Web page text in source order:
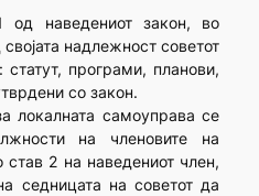
наведениот закон, во
надлежност советот
програми, планови,
со закон.
локалната самоуправа се
на членовите на
став 2 на наведениот член,
седницата на советот да